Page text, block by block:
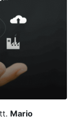
Mario